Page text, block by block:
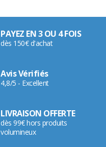
PAYEZ EN 3 OU 4 FOIS
dès 150€ d'achat
Avis Vérifiés
4,8/5 - Excellent
LIVRAISON OFFERTE
dès 99€ hors produits
volumineux